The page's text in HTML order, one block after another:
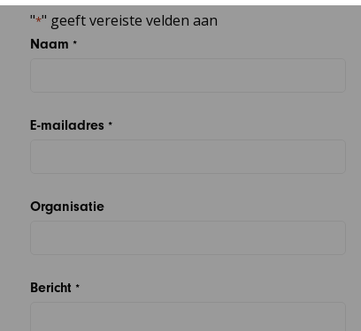
"*" geeft vereiste velden aan
Naam *
E-mailadres *
Organisatie
Bericht *